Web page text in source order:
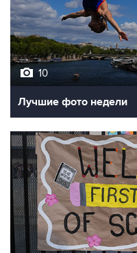
10
Лучшие фото недели